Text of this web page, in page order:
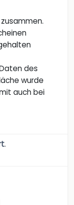
des
wurde
auch bei
.